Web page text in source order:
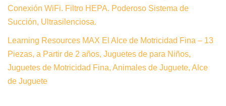
Conexión WiFi. Filtro HEPA. Poderoso Sistema de
Succión, Ultrasilenciosa.
Learning Resources MAX El Alce de Motricidad Fina – 13
Piezas, a Partir de 2 años, Juguetes de para Niños,
Juguetes de Motricidad Fina, Animales de Juguete, Alce
de Juguete